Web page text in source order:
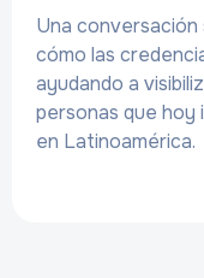
Una
cómo las
ayudando a
personas que hoy
en Latinoamérica.